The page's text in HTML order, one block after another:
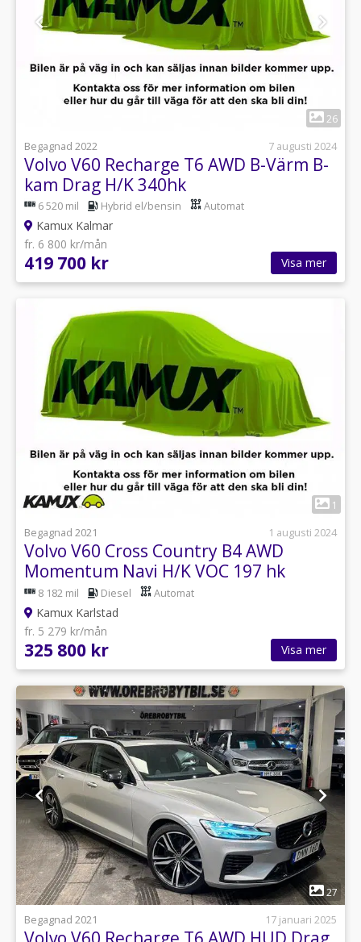
26
Begagnad 2022
7 augusti 2024
Volvo V60 Recharge T6 AWD B-Värm B-
kam Drag H/K 340hk
6 520 mil Hybrid el/bensin Automat
Kamux Kalmar
fr. 6 800 kr/mån
419 700 kr Visa mer
1
Begagnad 2021
1 augusti 2024
Volvo V60 Cross Country B4 AWD
Momentum Navi H/K VOC 197 hk
8 182 mil Diesel Automat
Kamux Karlstad
fr. 5 279 kr/mån
325 800 kr Visa mer
1
27
Begagnad 2021
17 januari 2025